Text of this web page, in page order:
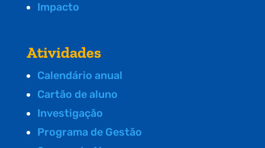
Impacto
Atividades
Calendário anual
Cartão de aluno
Investigação
Programa de Gestão